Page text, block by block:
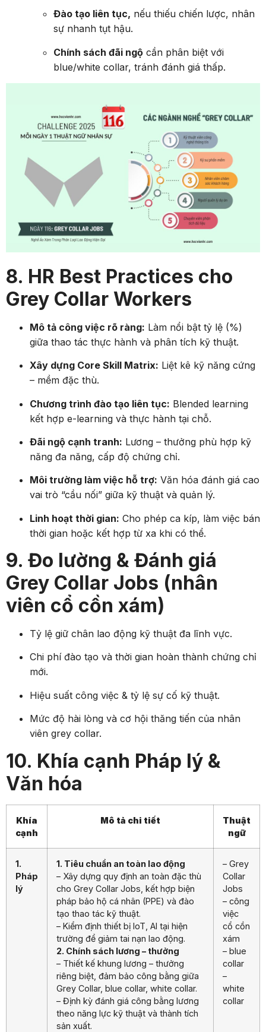
Đào tạo liên tục, nếu thiếu chiến lược, nhân
sự nhanh tụt hậu.
Chính sách đãi ngộ cần phân biệt với
blue/white collar, tránh đánh giá thấp.
8. HR Best Practices cho
Grey Collar Workers
Mô tả công việc rõ ràng: Làm nổi bật tỷ lệ (%)
giữa thao tác thực hành và phân tích kỹ thuật.
Xây dựng Core Skill Matrix: Liệt kê kỹ năng cứng
– mềm đặc thù.
Chương trình đào tạo liên tục: Blended learning
kết hợp e-learning và thực hành tại chỗ.
Đãi ngộ cạnh tranh: Lương – thưởng phù hợp kỹ
năng đa năng, cấp độ chứng chỉ.
Môi trường làm việc hỗ trợ: Văn hóa đánh giá cao
vai trò “cầu nối” giữa kỹ thuật và quản lý.
Linh hoạt thời gian: Cho phép ca kíp, làm việc bán
thời gian hoặc kết hợp từ xa khi có thể.
9. Đo lường & Đánh giá
Grey Collar Jobs (nhân
viên cổ cồn xám)
Tỷ lệ giữ chân lao động kỹ thuật đa lĩnh vực.
Chi phí đào tạo và thời gian hoàn thành chứng chỉ
mới.
Hiệu suất công việc & tỷ lệ sự cố kỹ thuật.
Mức độ hài lòng và cơ hội thăng tiến của nhân
viên grey collar.
10. Khía cạnh Pháp lý &
Văn hóa
Khía
cạnh
Mô tả chi tiết
Thuật
ngữ
1.
Pháp
lý
1. Tiêu chuẩn an toàn lao động
– Xây dựng quy định an toàn đặc thù
cho Grey Collar Jobs, kết hợp biện
pháp bảo hộ cá nhân (PPE) và đào
tạo thao tác kỹ thuật.
– Kiểm định thiết bị IoT, AI tại hiện
trường để giảm tai nạn lao động.
2. Chính sách lương – thưởng
– Thiết kế khung lương – thưởng
riêng biệt, đảm bảo công bằng giữa
Grey Collar, blue collar, white collar.
– Định kỳ đánh giá công bằng lương
theo năng lực kỹ thuật và thành tích
sản xuất.
– Grey
Collar
Jobs
– công
việc
cổ cồn
xám
– blue
collar
–
white
collar